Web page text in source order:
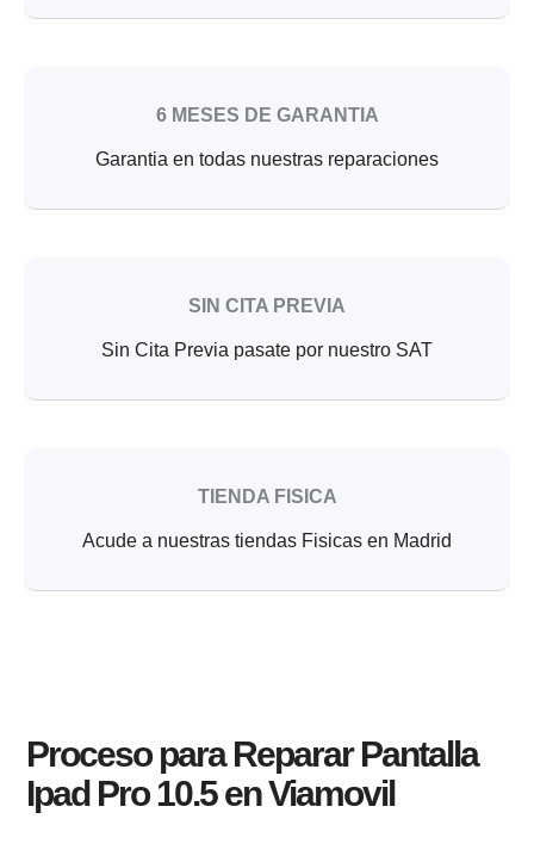
6 MESES DE GARANTIA
Garantia en todas nuestras reparaciones
SIN CITA PREVIA
Sin Cita Previa pasate por nuestro SAT
TIENDA FISICA
Acude a nuestras tiendas Fisicas en Madrid
Proceso para Reparar Pantalla
Ipad Pro 10.5 en Viamovil